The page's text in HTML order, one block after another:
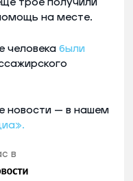
трое получили
на месте.
человека были
новости — в нашем
в